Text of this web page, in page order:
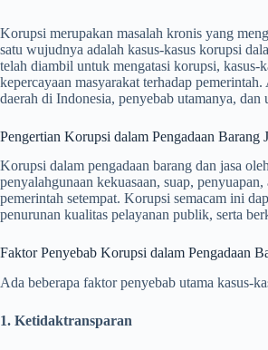
Korupsi merupakan masalah kronis yang
satu wujudnya adalah kasus-kasus korupsi
telah diambil untuk mengatasi korupsi, kasus-
kepercayaan masyarakat terhadap
daerah di Indonesia, penyebab utamanya, dan
Pengertian Korupsi dalam Pengadaan Barang
Korupsi dalam pengadaan barang dan jasa
penyalahgunaan kekuasaan, suap,
pemerintah setempat. Korupsi semacam ini
penurunan kualitas pelayanan publik, serta
Faktor Penyebab Korupsi dalam Pengadaan
Ada beberapa faktor penyebab utama kasus-
1. Ketidaktransparan